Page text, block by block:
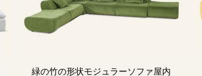
緑の竹の形状モジュラーソファ屋内